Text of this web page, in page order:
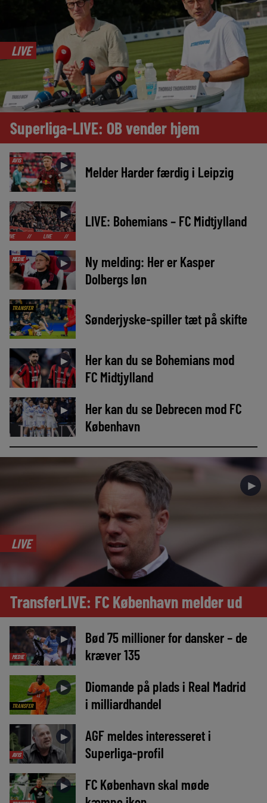
LIVE
Superliga-LIVE: OB vender hjem
AVIS ► Melder Harder færdig i Leipzig
►
LIVE // LIVE //
LIVE: Bohemians – FC Midtjylland
MEDIE ►
Ny melding: Her er Kasper
Dolbergs løn
TRANSFER
Sønderjyske-spiller tæt på skifte
►
Her kan du se Bohemians mod
FC Midtjylland
►
Her kan du se Debrecen mod FC
København
►
LIVE
TransferLIVE: FC København melder ud
MEDIE
►
Bød 75 millioner for dansker – de
kræver 135
TRANSFER
►
Diomande på plads i Real Madrid
i milliardhandel
AVIS
►
AGF meldes interesseret i
Superliga-profil
►
FC København skal møde